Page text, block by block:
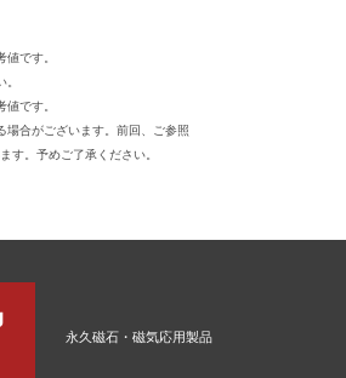
です。
です。
合がございます。前回、ご参照
す。予めご了承ください。
永久磁石・磁気応用製品